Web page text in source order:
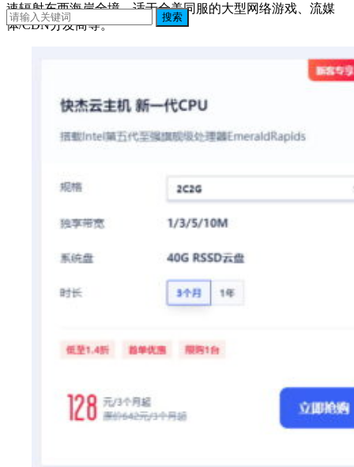
搜索
速辐射东西海岸全境，适于全美同服的大型网络游戏、流媒
体/CDN分发商等。